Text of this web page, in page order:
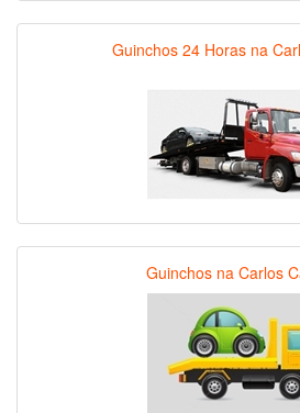
Guinchos 24 Horas na
Guinchos na Carlos